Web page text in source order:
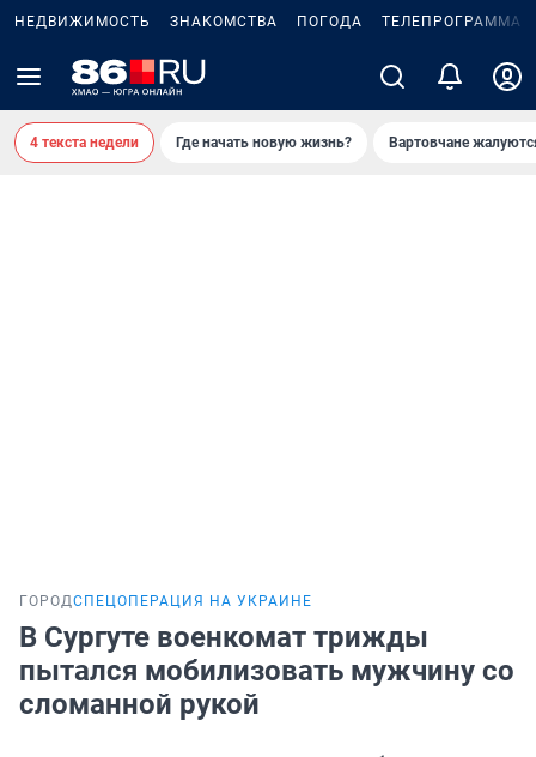
НЕДВИЖИМОСТЬ ЗНАКОМСТВА ПОГОДА ТЕЛЕПРОГРАММА
4 текста недели Где начать новую жизнь? Вартовчане
ГОРОДСПЕЦОПЕРАЦИЯ НА УКРАИНЕ
В Сургуте военкомат трижды
пытался мобилизовать мужчину со
сломанной рукой